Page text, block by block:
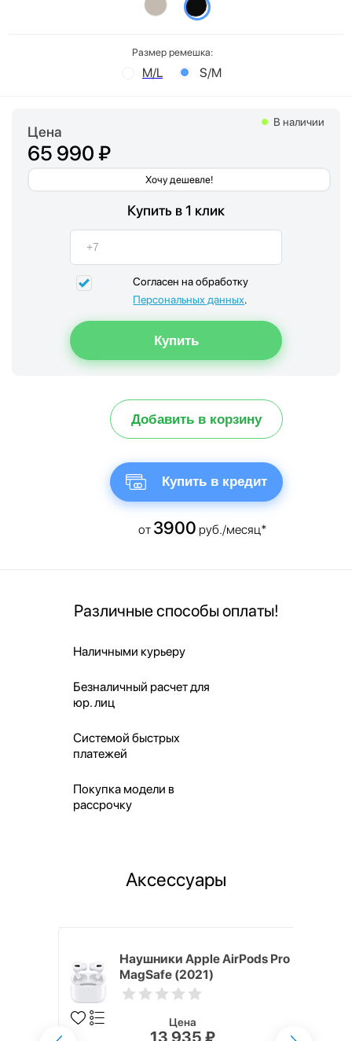
Размер ремешка:
M/L S/M
Цена
65 990 ₽
Хочу дешевле!
В наличии
Купить в 1 клик
Согласен на обработку
Персональных данных.
Добавить в корзину
Купить в кредит
от 3900 руб./месяц*
Различные способы оплаты!
Наличными курьеру
Безналичный расчет для
юр. лиц
Системой быстрых
платежей
Покупка модели в
рассрочку
Аксессуары
Наушники Apple AirPods Pro
MagSafe (2021)
Цена
13 935 ₽